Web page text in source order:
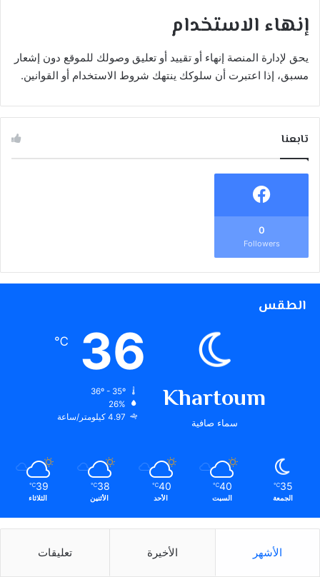
إنهاء الاستخدام
يحق لإدارة المنصة إنهاء أو تقييد أو تعليق وصولك للموقع دون إشعار
مسبق، إذا اعتبرت أن سلوكك ينتهك شروط الاستخدام أو القوانين.
تابعنا
0
Followers
الطقس
Khartoum
سماء صافية
36
℃
26%
4.97 كيلومتر/ساعة
35
℃
الجمعة
40
℃
السبت
40
℃
الأحد
38
℃
الأثنين
39
℃
الثلاثاء
الأشهر الأخيرة تعليقات